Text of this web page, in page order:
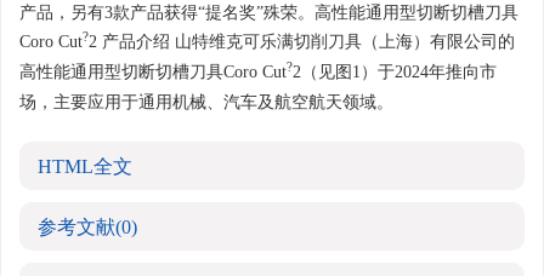
产品，另有3款产品获得“提名奖”殊荣。高性能通用型切断切槽刀具
Coro Cut?2 产品介绍 山特维克可乐满切削刀具（上海）有限公司的
高性能通用型切断切槽刀具Coro Cut?2（见图1）于2024年推向市
场，主要应用于通用机械、汽车及航空航天领域。
HTML全文
参考文献(0)